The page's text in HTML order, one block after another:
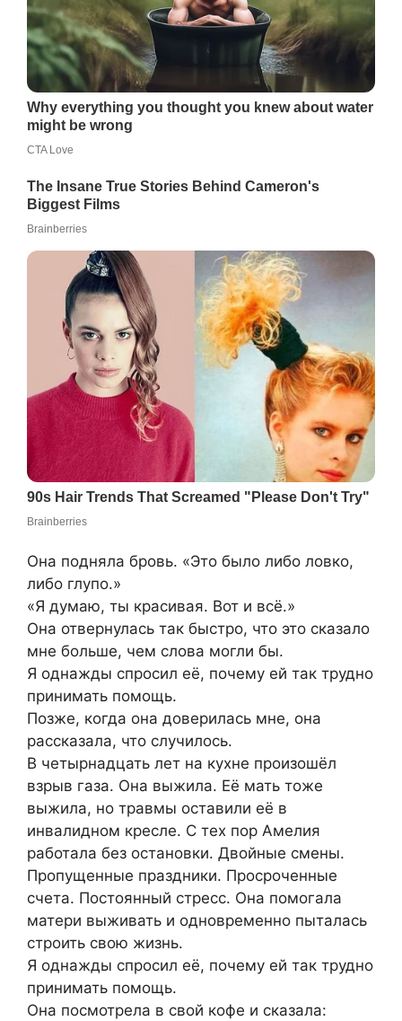
Она подняла бровь. «Это было либо ловко,
либо глупо.»
«Я думаю, ты красивая. Вот и всё.»
Она отвернулась так быстро, что это сказало
мне больше, чем слова могли бы.
Я однажды спросил её, почему ей так трудно
принимать помощь.
Позже, когда она доверилась мне, она
рассказала, что случилось.
В четырнадцать лет на кухне произошёл
взрыв газа. Она выжила. Её мать тоже
выжила, но травмы оставили её в
инвалидном кресле. С тех пор Амелия
работала без остановки. Двойные смены.
Пропущенные праздники. Просроченные
счета. Постоянный стресс. Она помогала
матери выживать и одновременно пыталась
строить свою жизнь.
Я однажды спросил её, почему ей так трудно
принимать помощь.
Она посмотрела в свой кофе и сказала: